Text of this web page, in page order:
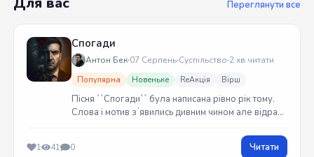
Переглянути все
Спогади
Антон Бек 07 Серпень Суспільство 2 хв читати
Популярна Новеньке ReАкція Вірш
Пісня ``Спогади`` була написана рівно рік тому.
Слова і мотив зʼявились дивним чином але відразу
1 41 0 Читати